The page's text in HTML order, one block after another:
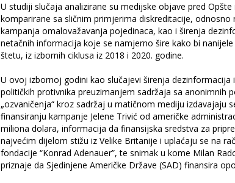
U studiji slučaja analizirane su medijske objave pred Opšte
komparirane sa sličnim primjerima diskreditacije, odnosno
kampanja omalovažavanja pojedinaca, kao i širenja
netačnih informacija koje se namjerno šire kako bi
štetu, iz izbornih ciklusa iz 2018 i 2020. godine.
U ovoj izbornoj godini kao slučajevi širenja dezinformacija
političkih protivnika preuzimanjem sadržaja sa anonimnih
„ozvaničenja“ kroz sadržaj u matičnom mediju izdavajaju
finansiranju kampanje Jelene Trivić od američke
miliona dolara, informacija da finansijska sredstva za
najvećim dijelom stižu iz Velike Britanije i uplaćaju se na
fondacije “Konrad Adenauer”, te snimak u kome Milan
priznaje da Sjedinjene Američke Države (SAD) finansira